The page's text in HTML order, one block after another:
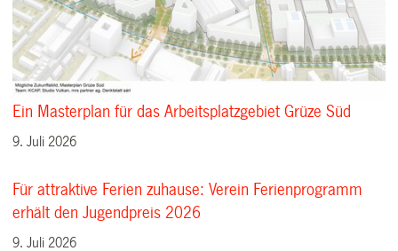
Ein Masterplan für das Arbeitsplatzgebiet Grüze Süd
9. Juli 2026
Für attraktive Ferien zuhause: Verein Ferienprogramm
erhält den Jugendpreis 2026
9. Juli 2026